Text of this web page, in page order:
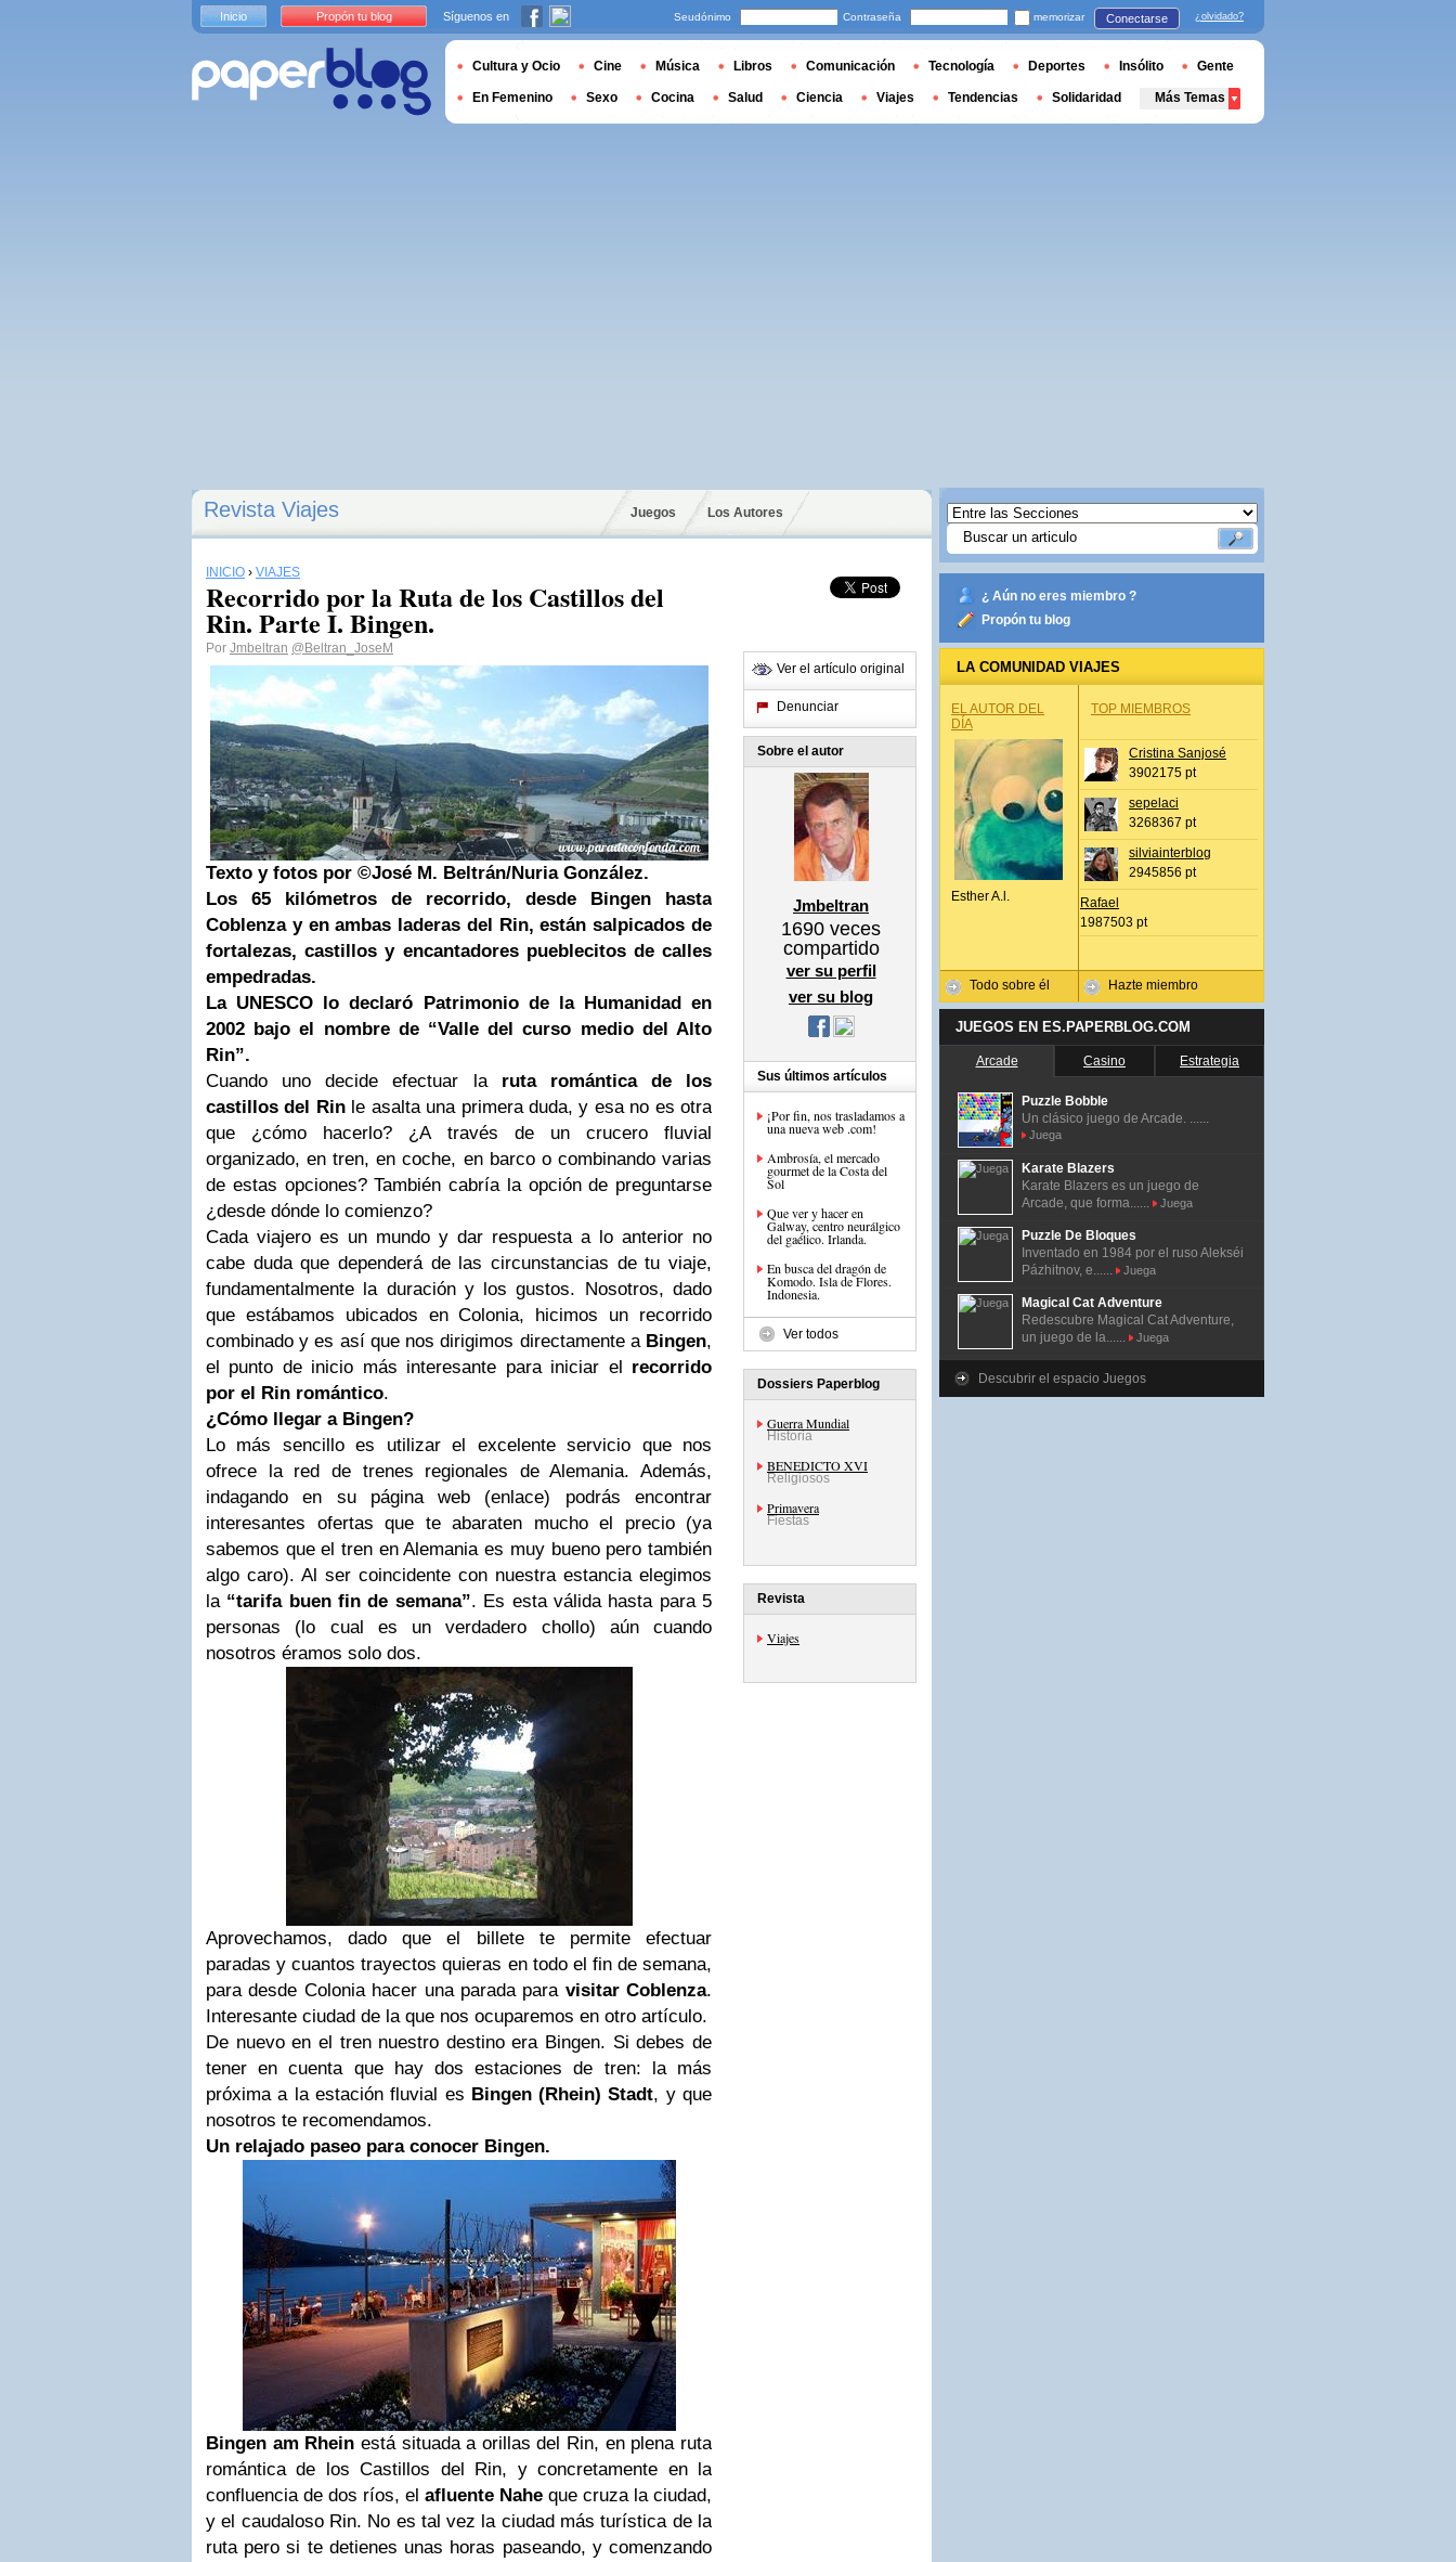
Revista Viajes Juegos Los Autores
INICIO › VIAJES
Recorrido por la Ruta de los Castillos del
Rin. Parte I. Bingen.
Por Jmbeltran @Beltran_JoseM
Texto y fotos por ©José M. Beltrán/Nuria González.
Los 65 kilómetros de recorrido, desde Bingen hasta
Coblenza y en ambas laderas del Rin, están salpicados de
fortalezas, castillos y encantadores pueblecitos de calles
empedradas.
La UNESCO lo declaró Patrimonio de la Humanidad en
2002 bajo el nombre de “Valle del curso medio del Alto
Rin”.
Cuando uno decide efectuar la ruta romántica de los
castillos del Rinle asalta una primera duda, y esa no es otra
que ¿cómo hacerlo? ¿A través de un crucero fluvial
organizado, en tren, en coche, en barco o combinando varias
de estas opciones? También cabría la opción de preguntarse
¿desde dónde lo comienzo?
Cada viajero es un mundo y dar respuesta a lo anterior no
cabe duda que dependerá de las circunstancias de tu viaje,
fundamentalmente la duración y los gustos. Nosotros, dado
que estábamos ubicados en Colonia, hicimos un recorrido
combinado y es así que nos dirigimos directamente a Bingen,
el punto de inicio más interesante para iniciar el recorrido
por el Rin romántico.
¿Cómo llegar a Bingen?
Lo más sencillo es utilizar el excelente servicio que nos
ofrece la red de trenes regionales de Alemania. Además,
indagando en su página web (enlace) podrás encontrar
interesantes ofertas que te abaraten mucho el precio (ya
sabemos que el tren en Alemania es muy bueno pero también
algo caro). Al ser coincidente con nuestra estancia elegimos
la “tarifa buen fin de semana”. Es esta válida hasta para 5
personas (lo cual es un verdadero chollo) aún cuando
nosotros éramos solo dos.
Aprovechamos, dado que el billete te permite efectuar
paradas y cuantos trayectos quieras en todo el fin de semana,
para desde Colonia hacer una parada para visitar Coblenza.
Interesante ciudad de la que nos ocuparemos en otro artículo.
De nuevo en el tren nuestro destino era Bingen. Si debes de
tener en cuenta que hay dos estaciones de tren: la más
próxima a la estación fluvial es Bingen (Rhein) Stadt, y que
nosotros te recomendamos.
Un relajado paseo para conocer Bingen.
Bingen am Rhein está situada a orillas del Rin, en plena ruta
romántica de los Castillos del Rin, y concretamente en la
confluencia de dos ríos, el afluente Nahe que cruza la ciudad,
y el caudaloso Rin. No es tal vez la ciudad más turística de la
ruta pero si te detienes unas horas paseando, y comenzando
Ver el artículo original
Denunciar
Sobre el autor
Jmbeltran
1690 veces
compartido
ver su perfil
ver su blog
Sus últimos artículos
¡Por fin, nos trasladamos a
una nueva web .com!
Ambrosía, el mercado
gourmet de la Costa del
Sol
Que ver y hacer en
Galway, centro neurálgico
del gaélico. Irlanda.
En busca del dragón de
Komodo. Isla de Flores.
Indonesia.
Ver todos
Dossiers Paperblog
Guerra Mundial
Historia
BENEDICTO XVI
Religiosos
Primavera
Fiestas
Revista
Viajes
¿ Aún no eres miembro ?
Propón tu blog
LA COMUNIDAD VIAJES
EL AUTOR DEL
DÍA
Esther A.l.
Todo sobre él
TOP MIEMBROS
Cristina Sanjosé
3902175 pt
sepelaci
3268367 pt
silviainterblog
2945856 pt
Rafael
1987503 pt
Hazte miembro
JUEGOS EN ES.PAPERBLOG.COM
Arcade Casino Estrategia
Puzzle Bobble
Un clásico juego de Arcade. ......
Juega
Karate Blazers
Karate Blazers es un juego de
Arcade, que forma......
Juega
Puzzle De Bloques
Inventado en 1984 por el ruso Alekséi
Pázhitnov, e......
Juega
Magical Cat Adventure
Redescubre Magical Cat Adventure,
un juego de la......
Juega
Descubrir el espacio Juegos
Inicio Propón tu blog Síguenos en Seudónimo Contraseña memorizar Conectarse ¿olvidado?
Cultura y Ocio Cine Música Libros Comunicación Tecnología Deportes Insólito Gente
En Femenino Sexo Cocina Salud Ciencia Viajes Tendencias Solidaridad Más Temas